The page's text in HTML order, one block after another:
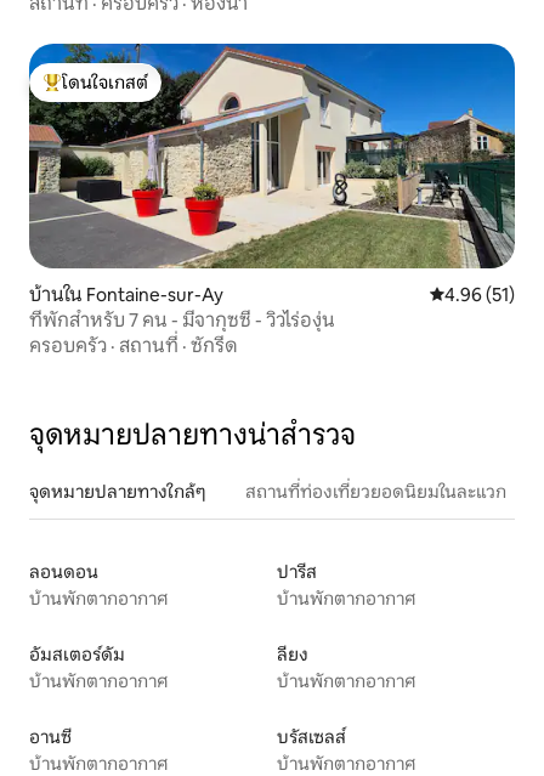
โดนใจเกสต์ที่สุด
โดนใจเกสต์
บ้านใน Fontaine-sur-Ay คะแนนเฉลี่ย
4.96 (51)
ที่พักสำหรับ 7 คน - มีจากุซซี่ - วิวไร่องุ่น
ครอบครัว · สถานที่ · ซักรีด
จุดหมายปลายทางน่าสำรวจ
จุดหมายปลายทางใกล้ๆ สถานที่ท่องเที่ยวยอดนิยมในละแวก
ลอนดอน
บ้านพักตากอากาศ
ปารีส
บ้านพักตากอากาศ
อัมสเตอร์ดัม
บ้านพักตากอากาศ
ลียง
บ้านพักตากอากาศ
อานซี
บ้านพักตากอากาศ
บรัสเซลส์
บ้านพักตากอากาศ